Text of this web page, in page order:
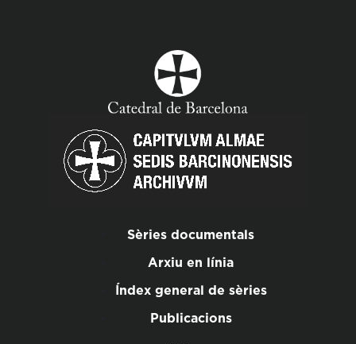
Sèries documentals
Arxiu en línia
Índex general de sèries
Publicacions